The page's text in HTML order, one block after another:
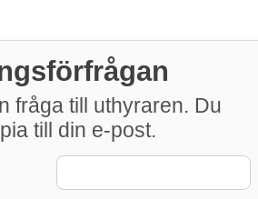
fråga till uthyraren. Du
till din e-post.